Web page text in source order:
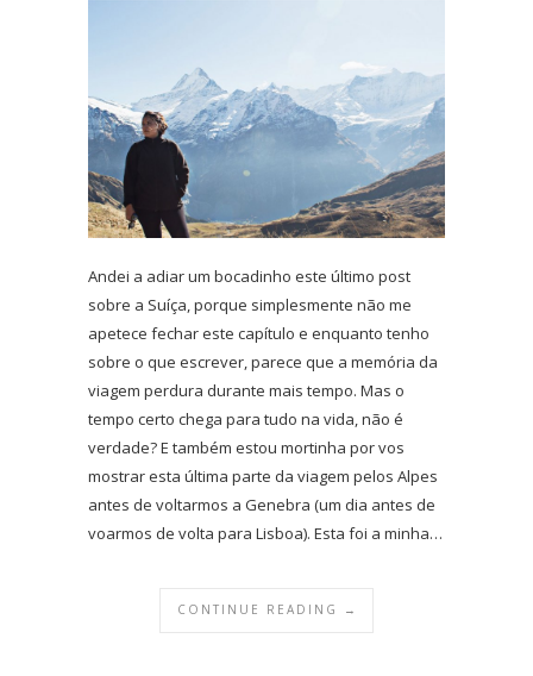
Andei a adiar um bocadinho este último post
sobre a Suíça, porque simplesmente não me
apetece fechar este capítulo e enquanto tenho
sobre o que escrever, parece que a memória da
viagem perdura durante mais tempo. Mas o
tempo certo chega para tudo na vida, não é
verdade? E também estou mortinha por vos
mostrar esta última parte da viagem pelos Alpes
antes de voltarmos a Genebra (um dia antes de
voarmos de volta para Lisboa). Esta foi a minha…
CONTINUE READING →